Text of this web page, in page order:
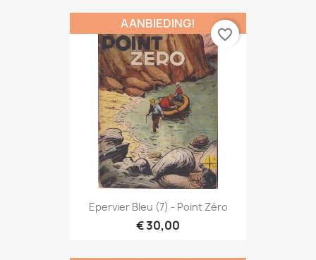
Epervier Bleu (7) - Point Zéro
€ 30,00
AANBIEDING!
favorite_border